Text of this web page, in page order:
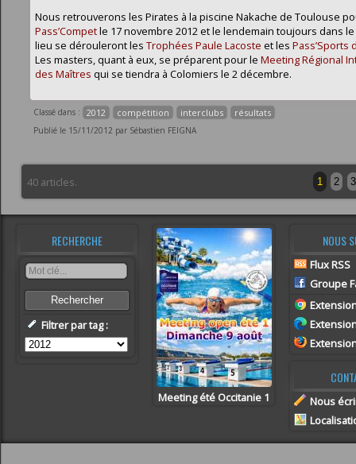
Nous retrouverons les Pirates à la piscine Nakache de Toulouse
Pass’Competle 17 novembre 2012 et le lendemain toujours dans
lieu se dérouleront les Trophées Paule Lacoste et les Pass’Sports
Les masters, quant à eux, se préparent pour le Meeting Régional
des Maîtres qui se tiendra à Colomiers le 2 décembre.
Classé dans : 2012 compétition interclubs résultats
Publié le 15/11/2012 par Sébastien FEIGNA
40 articles. 1 2 3
RECHERCHE
Rechercher
Filtrer par tag :
Meeting été Occitanie 1
NOUS
Flux RSS
Groupe
Nous